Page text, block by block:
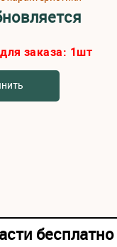
заказа: 1шт
бесплатно